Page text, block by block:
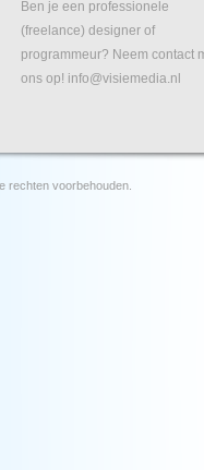
Ben je een professionele
(freelance) designer of
programmeur? Neem contact
ons op! info@visiemedia.nl
rechten voorbehouden.